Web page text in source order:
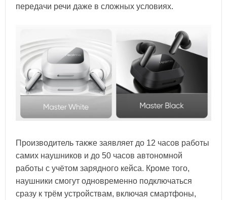
передачи речи даже в сложных условиях.
Производитель также заявляет до 12 часов работы
самих наушников и до 50 часов автономной
работы с учётом зарядного кейса. Кроме того,
наушники смогут одновременно подключаться
сразу к трём устройствам, включая смартфоны,